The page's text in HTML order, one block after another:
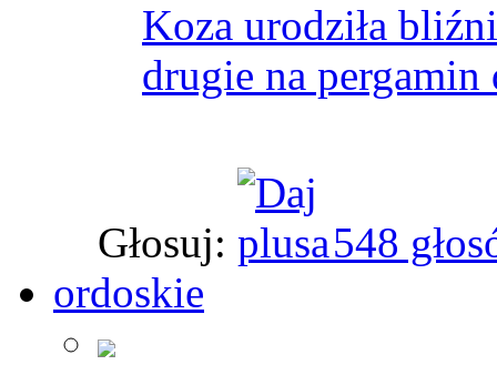
Koza urodziła
drugie na pergamin
Głosuj:
548
ordoskie